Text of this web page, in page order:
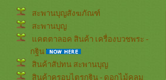
สะพานบุญสังฆภัณฑ์
สะพานบุญ
คตตาลอค สินค้า เครื่องบวชพระ -
กฐิน
สินค้าสัปทน สะพานบุญ
สินค้าครอบไตรกฐิน - ดอกไม้คลุม